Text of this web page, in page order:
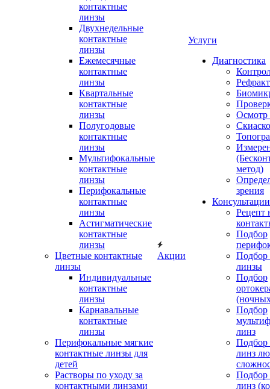
контактные
линзы
Двухнедельные
контактные
линзы
Ежемесячные
контактные
линзы
Квартальные
контактные
линзы
Полугодовые
контактные
линзы
Мультифокальные
контактные
линзы
Перифокальные
контактные
линзы
Астигматические
контактные
линзы
Цветные контактные
линзы
Индивидуальные
контактные
линзы
Карнавальные
контактные
линзы
Перифокальные мягкие
контактные линзы для
детей
Растворы по уходу за
контактными линзами
Акции
Услуги
Диагностика
Осмотр
метод)
зрения
Рецепт
Подбор
Подбор
линзы
Подбор
Подбор
линз
Подбор
линз
Подбор
линз